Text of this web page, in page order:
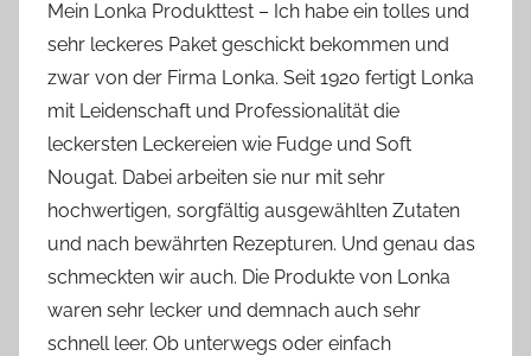
n
Y
v
o
n
n
e
Mein Lonka Produkttest – Ich habe ein tolles und
sehr leckeres Paket geschickt bekommen und
zwar von der Firma Lonka. Seit 1920 fertigt Lonka
mit Leidenschaft und Professionalität die
leckersten Leckereien wie Fudge und Soft
Nougat. Dabei arbeiten sie nur mit sehr
hochwertigen, sorgfältig ausgewählten Zutaten
und nach bewährten Rezepturen. Und genau das
schmeckten wir auch. Die Produkte von Lonka
waren sehr lecker und demnach auch sehr
schnell leer. Ob unterwegs oder einfach